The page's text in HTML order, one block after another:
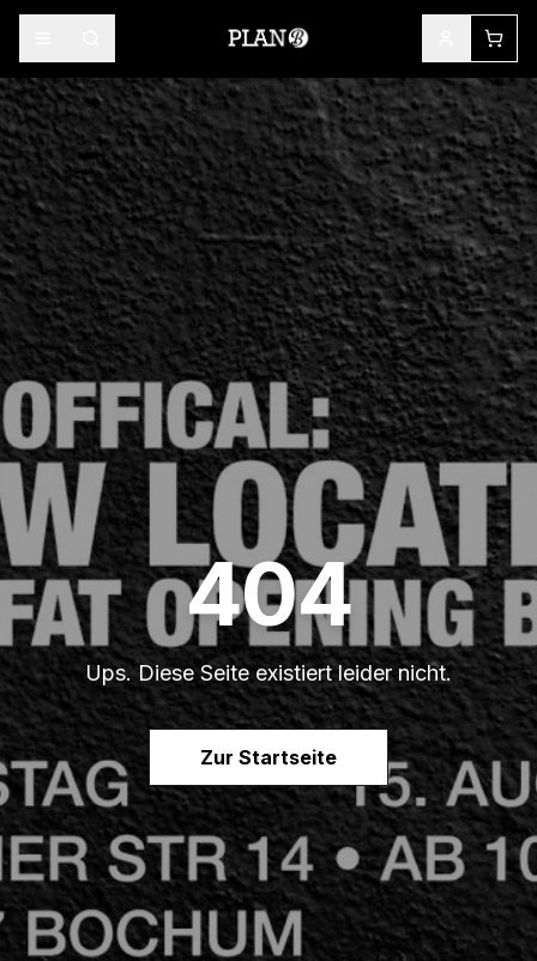
404
Ups. Diese Seite existiert leider nicht.
Zur Startseite